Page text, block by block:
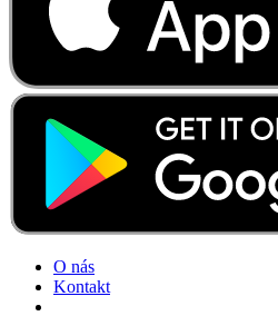
O nás
Kontakt